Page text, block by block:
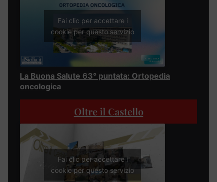
Fai clic per accettare i
cookie per questo servizio
La Buona Salute 63° puntata: Ortopedia
oncologica
Oltre il Castello
Fai clic per accettare i
cookie per questo servizio